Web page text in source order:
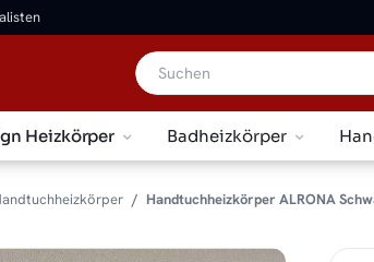
Heizkörper Badheizkörper
Handtuchheizkörper ALRONA